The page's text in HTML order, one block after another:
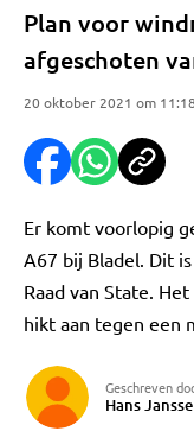
Plan voor
afgeschoten
20 oktober 2021 om
Er komt voorlopig
A67 bij Bladel. Dit
Raad van State.
hikt aan tegen een
Geschreven
Hans